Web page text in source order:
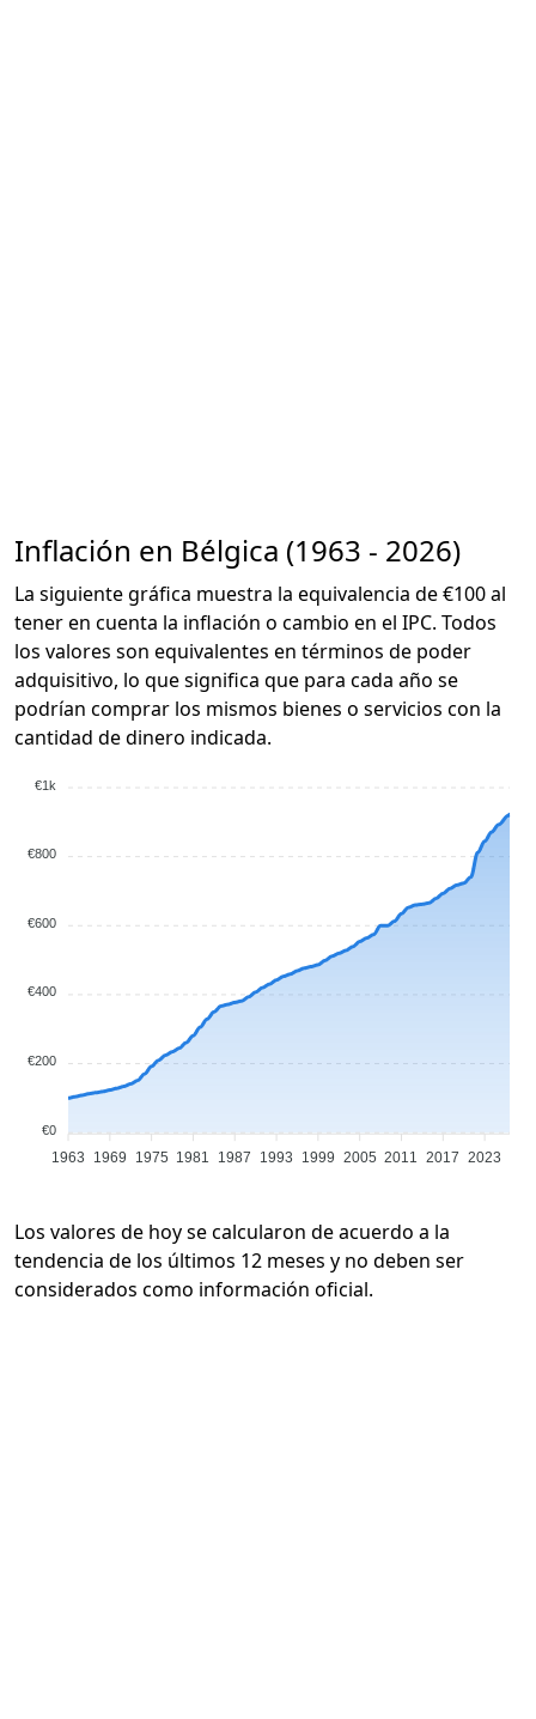
Inflación en Bélgica (1963 - 2026)
La siguiente gráfica muestra la equivalencia de €100 al
tener en cuenta la inflación o cambio en el IPC. Todos
los valores son equivalentes en términos de poder
adquisitivo, lo que significa que para cada año se
podrían comprar los mismos bienes o servicios con la
cantidad de dinero indicada.
€1k
€800
€600
€400
€200
€0
1963 1969 1975 1981 1987 1993 1999 2005 2011 2017 2023
Los valores de hoy se calcularon de acuerdo a la
tendencia de los últimos 12 meses y no deben ser
considerados como información oficial.